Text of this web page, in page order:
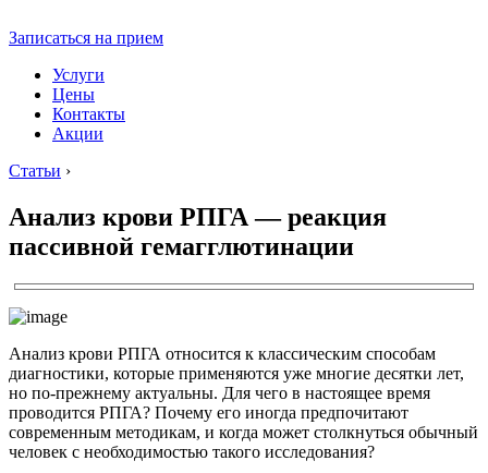
Записаться на прием
Услуги
Цены
Контакты
Акции
Статьи ›
Анализ крови РПГА — реакция
пассивной гемагглютинации
Анализ крови РПГА относится к классическим способам
диагностики, которые применяются уже многие десятки лет,
но по-прежнему актуальны. Для чего в настоящее время
проводится РПГА? Почему его иногда предпочитают
современным методикам, и когда может столкнуться обычный
человек с необходимостью такого исследования?